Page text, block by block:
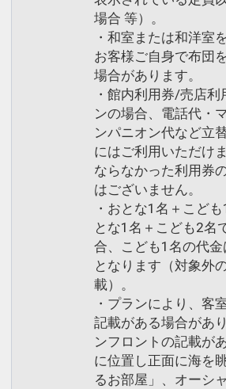
場合 等）。
・和室または和洋室
お客様ご自身で布団
場合があります。
・館内利用券/売店利
ンの場合、電話代・
ンパニオン代など立
にはご利用いただけ
ならなかった利用券
はございません。
・おとな1名＋こど
とな1名＋こども2名
合、こども1名の代
となります（対象外
載）。
・プランにより、客
記載がある場合があ
ンフロントの記載が
に位置し正面に海を
るお部屋」、オーシ